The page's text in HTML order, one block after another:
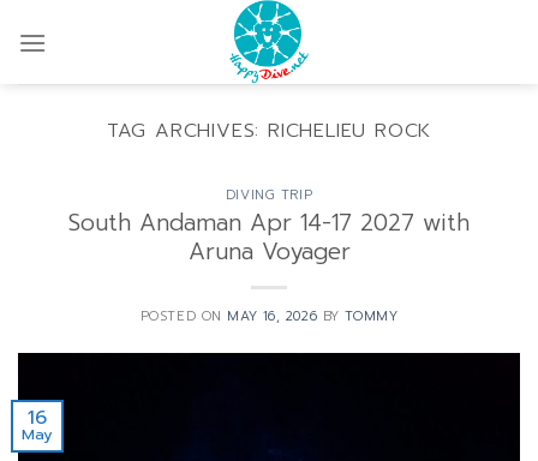
TAG ARCHIVES: RICHELIEU ROCK
DIVING TRIP
South Andaman Apr 14-17 2027 with
Aruna Voyager
POSTED ON MAY 16, 2026 BYTOMMY
16
May